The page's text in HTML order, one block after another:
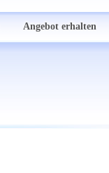
Angebot erhalten